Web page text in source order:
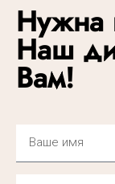
Нужна
Наш
Вам!